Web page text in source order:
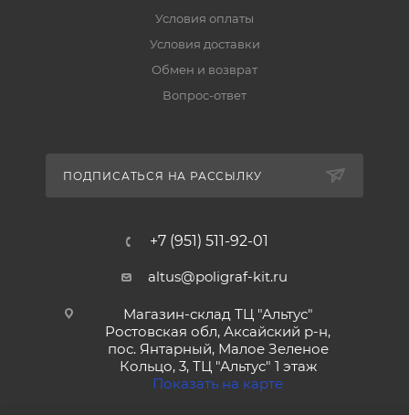
Условия оплаты
Условия доставки
Обмен и возврат
Вопрос-ответ
ПОДПИСАТЬСЯ НА РАССЫЛКУ
+7 (951) 511-92-01
altus@poligraf-kit.ru
Магазин-склад ТЦ "Альтус"
Ростовская обл, Аксайский р-н,
пос. Янтарный, Малое Зеленое
Кольцо, 3, ТЦ "Альтус" 1 этаж
Показать на карте